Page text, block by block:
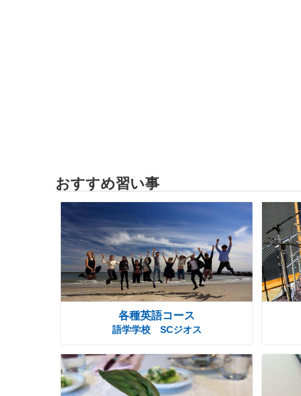
おすすめ習い事
各種英語コース
語学学校 SCジオス